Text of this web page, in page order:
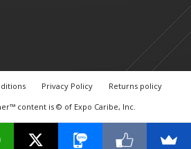
Privacy Policy
Returns policy
content is © of Expo Caribe, Inc.